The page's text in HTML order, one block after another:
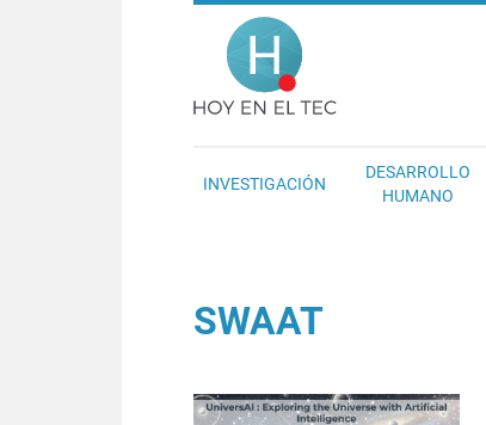
Pasar al contenido principal
INVESTIGACIÓN
DESARROLLO
HUMANO
SWAAT